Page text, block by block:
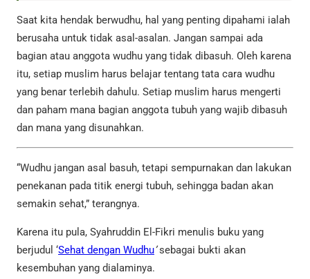
Saat kita hendak berwudhu, hal yang penting dipahami ialah
berusaha untuk tidak asal-asalan. Jangan sampai ada
bagian atau anggota wudhu yang tidak dibasuh. Oleh karena
itu, setiap muslim harus belajar tentang tata cara wudhu
yang benar terlebih dahulu. Setiap muslim harus mengerti
dan paham mana bagian anggota tubuh yang wajib dibasuh
dan mana yang disunahkan.
“Wudhu jangan asal basuh, tetapi sempurnakan dan lakukan
penekanan pada titik energi tubuh, sehingga badan akan
semakin sehat,” terangnya.
Karena itu pula, Syahruddin El-Fikri menulis buku yang
berjudul ‘Sehat dengan Wudhu’sebagai bukti akan
kesembuhan yang dialaminya.